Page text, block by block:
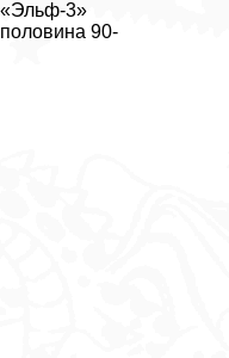
«Эльф-3»
90-